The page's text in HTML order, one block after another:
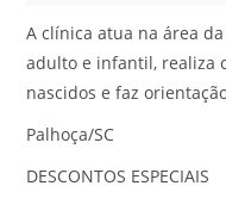
A clínica atua na área
adulto e infantil, realiza
nascidos e faz
Palhoça/SC
DESCONTOS ESPECIAIS